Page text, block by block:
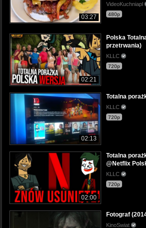
03:27
VideoKuchniapl
480p
02:21
Polska
przetrwania)
KLLC
720p
02:13
Totalna
KLLC
720p
02:00
Totalna
@Netflix
KLLC
720p
Fotograf
KinoSwiat